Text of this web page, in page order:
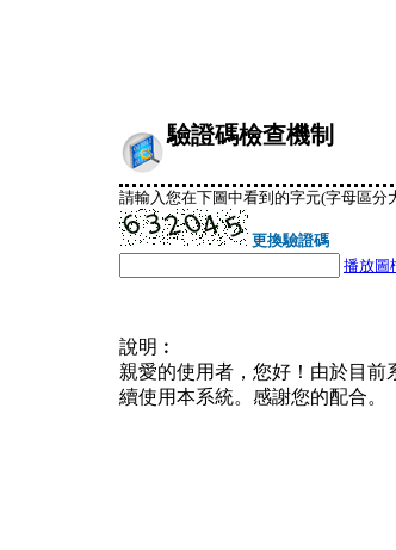
驗證碼檢查機制
請輸入您在下圖中看到的字元(字母區分
更換驗證碼
播放圖
說明︰
親愛的使用者，您好！由於目
續使用本系統。感謝您的配合。